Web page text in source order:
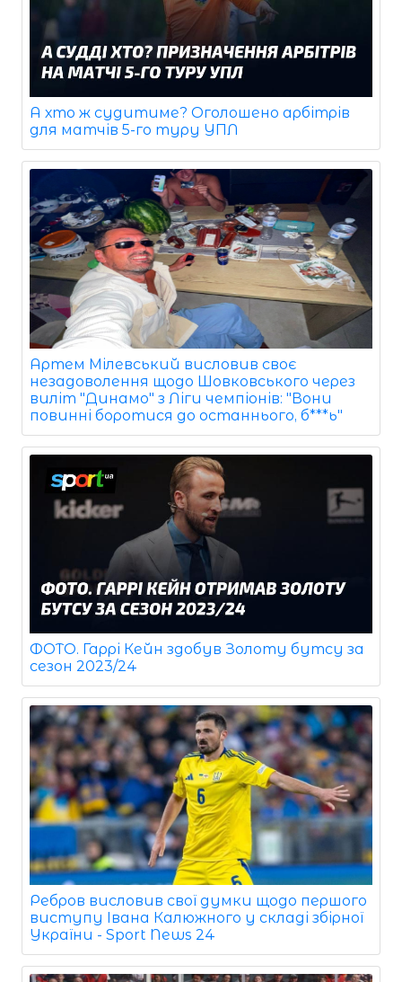
А хто ж судитиме? Оголошено арбітрів
для матчів 5-го туру УПЛ
Артем Мілевський висловив своє
незадоволення щодо Шовковського через
виліт "Динамо" з Ліги чемпіонів: "Вони
повинні боротися до останнього, б***ь"
ФОТО. Гаррі Кейн здобув Золоту бутсу за
сезон 2023/24
Ребров висловив свої думки щодо першого
виступу Івана Калюжного у складі збірної
України - Sport News 24